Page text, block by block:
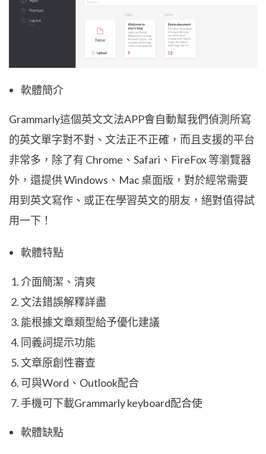
軟體簡介
Grammarly這個英文文法APP會自動幫我們偵測所寫
的英文單字對不對、文法正不正確，而且支援的平台
非常多，除了有 Chrome、Safari、FireFox 等瀏覽器
外，還提供 Windows、Mac 桌面版，對於經常需要
用到英文寫作、或正在學習英文的朋友，絕對值得試
用一下！
軟體特點
介面簡潔、清爽
文法錯誤解釋詳盡
能根據文章類型給予優化建議
同義詞提示功能
文章原創性審查
可與Word、Outlook配合
手機可下載Grammarly keyboard配合使
軟體缺點